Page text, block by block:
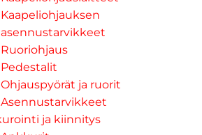
Kaapeliohjauksen
asennustarvikkeet
Ruoriohjaus
Pedestalit
Ohjauspyörät ja ruorit
Asennustarvikkeet
ja kiinnitys